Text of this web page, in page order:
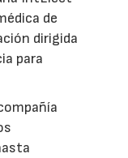
de
dirigida
para